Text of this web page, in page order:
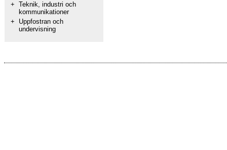
+ Teknik, industri och
kommunikationer
+
Uppfostran och
undervisning